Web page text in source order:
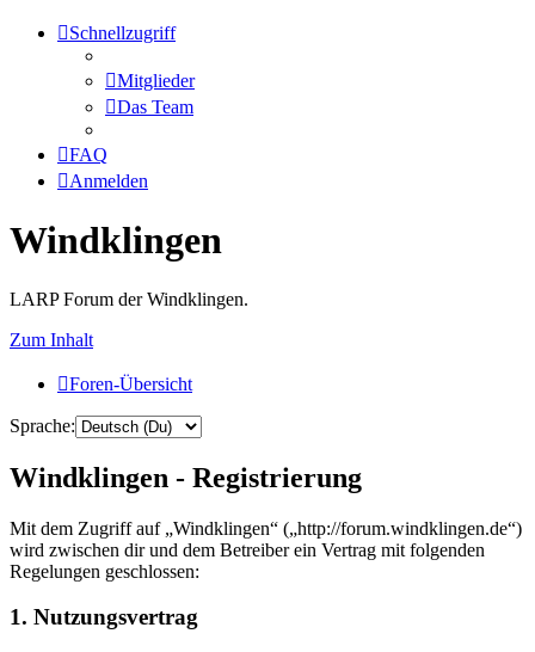
Schnellzugriff
Mitglieder
Das Team
FAQ
Anmelden
Windklingen
LARP Forum der Windklingen.
Zum Inhalt
Foren-Übersicht
Sprache:
Windklingen - Registrierung
Mit dem Zugriff auf „Windklingen“ („http://forum.windklingen.de“)
wird zwischen dir und dem Betreiber ein Vertrag mit folgenden
Regelungen geschlossen:
1. Nutzungsvertrag